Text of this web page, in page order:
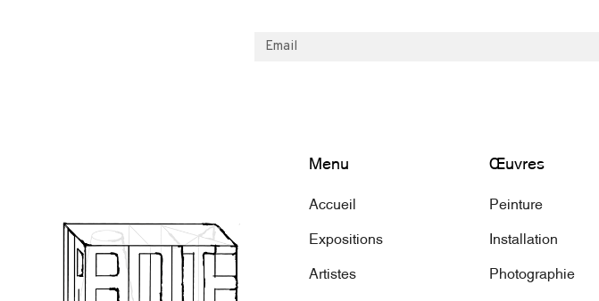
Menu
Accueil
Expositions
Artistes
Œuvres
Peinture
Installation
Photographie